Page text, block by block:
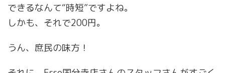
できるなんて“時短”ですよね。
しかも、それで200円。
うん、庶民の味方！